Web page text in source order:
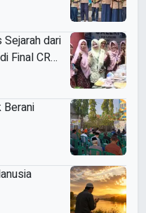
dari
Final CRM
Berani